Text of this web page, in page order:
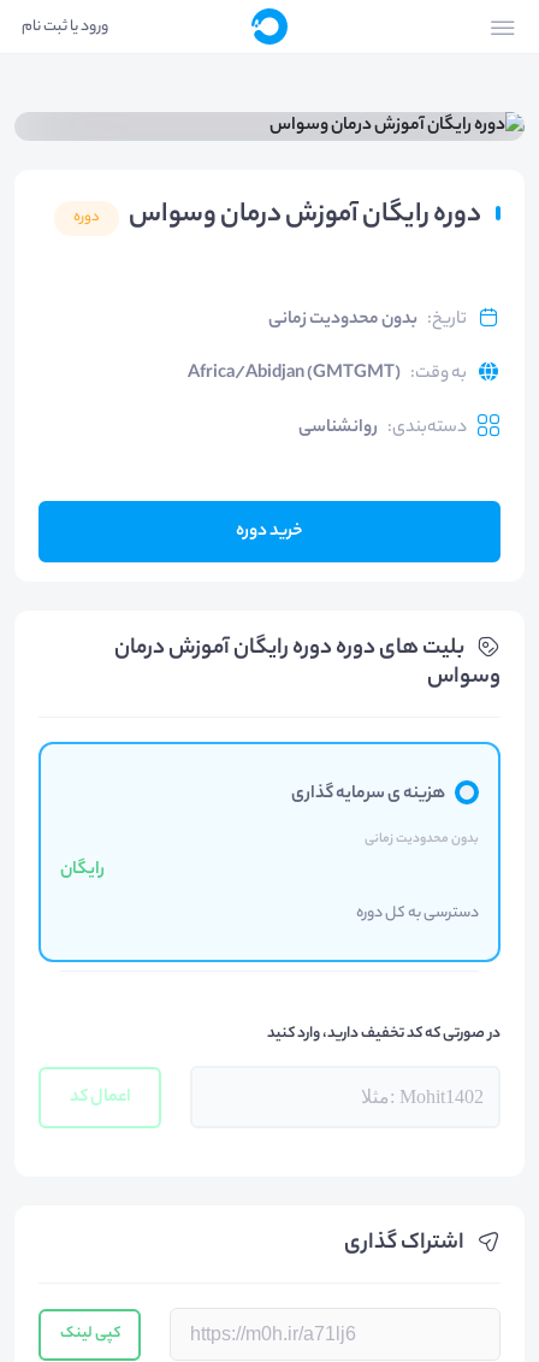
ورود یا ثبت نام
دوره رایگان آموزش درمان وسواس دوره
تاریخ: بدون محدودیت زمانی
به وقت:
Africa/Abidjan (GMTGMT)
دسته‌بندی: روانشناسی
خرید دوره
اشتراک گذاری
کپی لینک
بلیت های دوره دوره رایگان آموزش درمان
وسواس
هزینه ی سرمایه گذاری
بدون محدودیت زمانی
رایگان
دسترسی به کل دوره
در صورتی که کد تخفیف دارید، وارد کنید
اعمال کد